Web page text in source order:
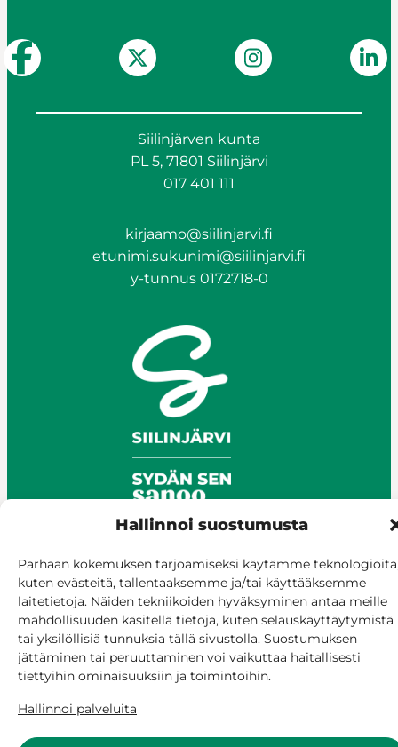
Hallinnoi suostumusta
Parhaan kokemuksen tarjoamiseksi käytämme
kuten evästeitä, tallentaaksemme ja/tai käyttääksemme
laitetietoja. Näiden tekniikoiden hyväksyminen antaa meille
mahdollisuuden käsitellä tietoja, kuten selauskäyttäytymistä
tai yksilöllisiä tunnuksia tällä sivustolla. Suostumuksen
jättäminen tai peruuttaminen voi vaikuttaa haitallisesti
tiettyihin ominaisuuksiin ja toimintoihin.
Hallinnoi palveluita
Siilinjärven kunta
PL 5, 71801 Siilinjärvi
017 401 111
kirjaamo@siilinjarvi.fi
etunimi.sukunimi@siilinjarvi.fi
y-tunnus 0172718-0
© Siilinjärvi 2025
Anna palautetta
Asioi verkossa
Laskutus ja maksaminen
Saavutettavuus
Hallitse suostumusta